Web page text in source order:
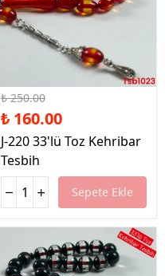
₺ 250.00
₺ 160.00
J-220 33'lü Toz Kehribar
Tesbih
Sepete Ekle